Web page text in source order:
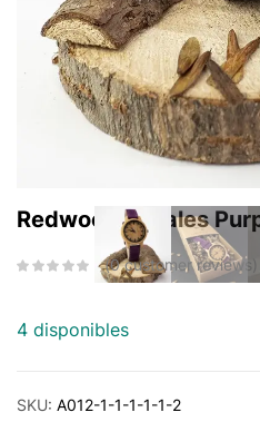
original
era:
43,50 €.
El
actual
es:
18,14 €.
Redwoods Scales
0customer reviews
4 disponibles
SKU: A012-1-1-1-1-1-2